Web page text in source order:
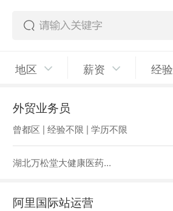
地区 薪资 经验
外贸业务员
曾都区 | 经验不限 | 学历不限
湖北万松堂大健康医药...
阿里国际站运营